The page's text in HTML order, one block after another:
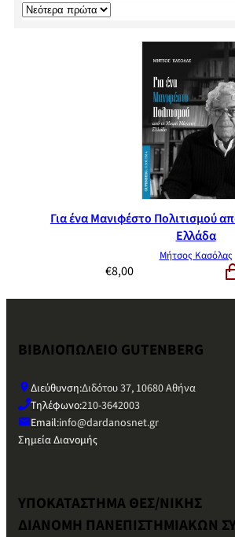
Για ένα Μανιφέστο Πολιτισμού
Ελλάδα
Μήτσος Κασόλας
€8,00
ΒΙΒΛΙΟΠΩΛΕΙΟ GUTENBERG
Διεύθυνση:Διδότου 37, 10680 Αθήνα
Τηλέφωνο:210-3642003
Email:info@dardanosnet.gr
Σημεία Διανομής
ΥΠΟΚΑΤΑΣΤΗΜΑ ΘΕΣ/ΝΙΚΗΣ
ΔΙΑΝΟΜΗ ΠΑΝΕΠΙΣΤΗΜΙΑΚΩΝ